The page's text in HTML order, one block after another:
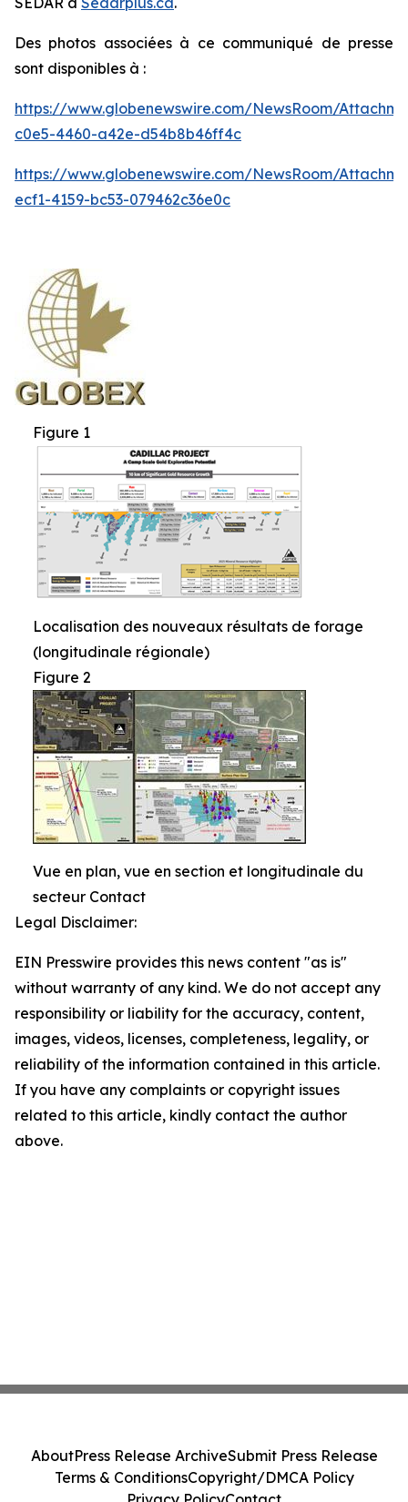
Des photos associées à ce communiqué de presse
sont disponibles à :
https://www.globenewswire.com/NewsRoom/
c0e5-4460-a42e-d54b8b46ff4c
https://www.globenewswire.com/NewsRoom/
ecf1-4159-bc53-079462c36e0c
Figure 1
Localisation des nouveaux résultats de forage
(longitudinale régionale)
Figure 2
Vue en plan, vue en section et longitudinale du
secteur Contact
Legal Disclaimer:
EIN Presswire provides this news content "as is"
without warranty of any kind. We do not accept any
responsibility or liability for the accuracy, content,
images, videos, licenses, completeness, legality, or
reliability of the information contained in this article.
If you have any complaints or copyright issues
related to this article, kindly contact the author
above.
AboutPress Release ArchiveSubmit Press Release
Terms & ConditionsCopyright/DMCA Policy